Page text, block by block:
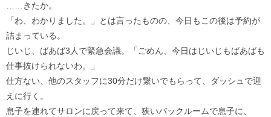
……きたか。
「わ、わかりました。」とは言ったものの、今日もこの後は予約が
詰まっている。
じいじ、ばあば3人で緊急会議。「ごめん、今日はじいじもばあばも
仕事抜けられないわ。」
仕方ない、他のスタッフに30分だけ繋いでもらって、ダッシュで迎
えに行く。
息子を連れてサロンに戻って来て、狭いバックルームで息子に、